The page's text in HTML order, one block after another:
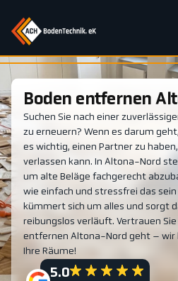
Boden entfernen
Suchen Sie nach einer
zu erneuern? Wenn es darum
es wichtig, einen Partner zu
verlassen kann. In Altona-Nord
um alte Beläge fachgerecht
wie einfach und stressfrei das sein
kümmert sich um alles und sorgt
reibungslos verläuft. Vertrauen
entfernen Altona-Nord geht – wir
Ihre Räume!
5.0